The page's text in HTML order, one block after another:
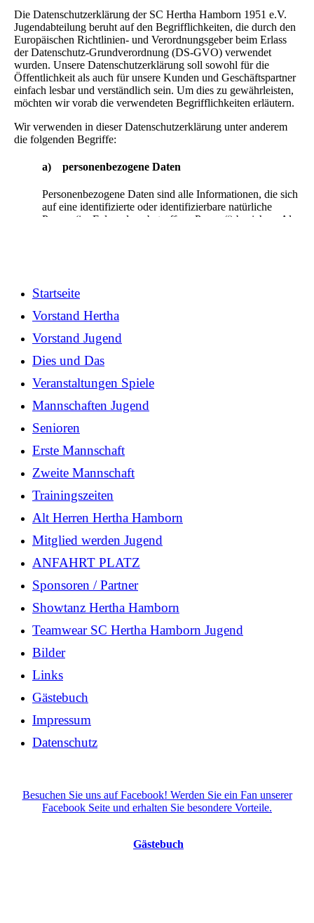
Startseite
Vorstand Hertha
Vorstand Jugend
Dies und Das
Veranstaltungen Spiele
Mannschaften Jugend
Senioren
Erste Mannschaft
Zweite Mannschaft
Trainingszeiten
Alt Herren Hertha Hamborn
Mitglied werden Jugend
ANFAHRT PLATZ
Sponsoren / Partner
Showtanz Hertha Hamborn
Teamwear SC Hertha Hamborn Jugend
Bilder
Links
Gästebuch
Impressum
Datenschutz
Besuchen Sie uns auf Facebook! Werden Sie ein Fan unserer
Facebook Seite und erhalten Sie besondere Vorteile.
Gästebuch